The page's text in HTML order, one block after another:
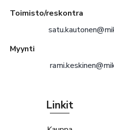
Toimisto/reskontra
Myynti
Linkit